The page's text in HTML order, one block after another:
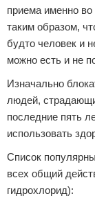
приема именно
таким образом,
будто человек и
можно есть и не
Изначально
людей,
последние пять
использовать
Список
всех общий
гидрохлорид):